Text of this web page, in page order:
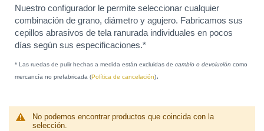
Nuestro configurador le permite seleccionar cualquier
combinación de grano, diámetro y agujero. Fabricamos sus
cepillos abrasivos de tela ranurada individuales en pocos
días según sus especificaciones.*
* Las ruedas de pulir hechas a medida están excluidas de cambio o devolución como
mercancía no prefabricada (Política de cancelación).
No podemos encontrar productos que coincida con la
selección.